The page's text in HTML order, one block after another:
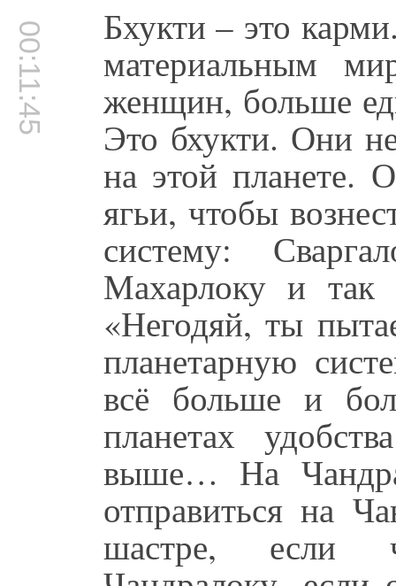
00:11:45 Бхукти – это
материальным
женщин, больше
Это бхукти. Они
на этой планете.
ягьи, чтобы
систему:
Махарлоку и
«Негодяй, ты
планетарную
всё больше и
планетах
выше… На
отправиться на
шастре, если